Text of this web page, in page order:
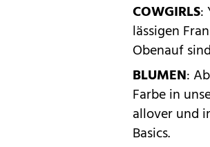
COWGIRLS:
lässigen
Obenauf
BLUMEN:
Farbe in
allover und
Basics.